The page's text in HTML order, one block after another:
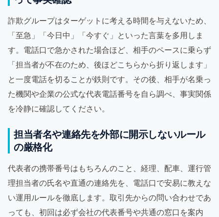
詐欺グループはターゲットに考える時間を与えないため、
「至急」「今日中」「今すぐ」といった言葉を多用しま
す。電話口で急かされた場合ほど、相手のペースに乗らず
「担当者が不在のため、後ほどこちらから折り返します」
と一度電話を切ることが鉄則です。その後、相手が名乗っ
た機関や企業の公式な代表電話番号を自ら調べ、事実関係
を冷静に確認してください。
担当者名や連絡先を外部に開示しないルール
の厳格化
代表者の携帯番号はもちろんのこと、経理、配車、運行管
理担当者の氏名や直通の連絡先を、電話口で安易に教えな
い運用ルールを徹底します。取引先からの問い合わせであ
っても、初回は必ず会社の代表番号や共通の窓口を案内